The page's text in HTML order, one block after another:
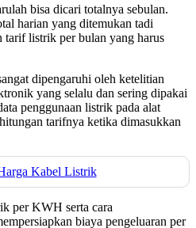
bisa dicari totalnya sebulan.
harian yang ditemukan tadi
tarif listrik per bulan yang harus
dipengaruhi oleh ketelitian
yang selalu dan sering dipakai
penggunaan listrik pada alat
tarifnya ketika dimasukkan
Kabel Listrik
per KWH serta cara
biaya pengeluaran per